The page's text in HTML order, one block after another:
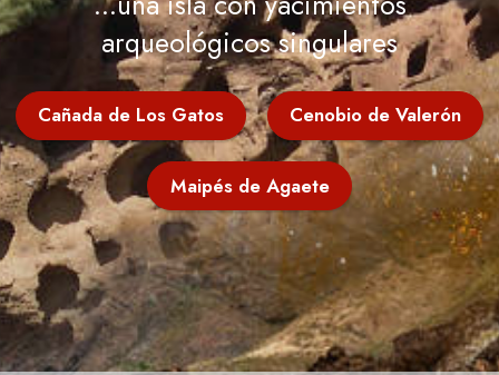
arqueológicos singulares
Cañada de Los Gatos Cenobio de Valerón
Maipés de Agaete